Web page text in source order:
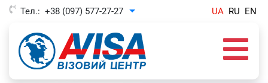
Тел.: +38 (097) 577-27-27 Toggle Dropdown UA RU EN